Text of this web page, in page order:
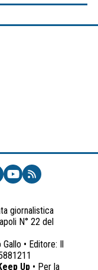
giornalistica
N° 22 del
• Editore: Il
Up• Per la